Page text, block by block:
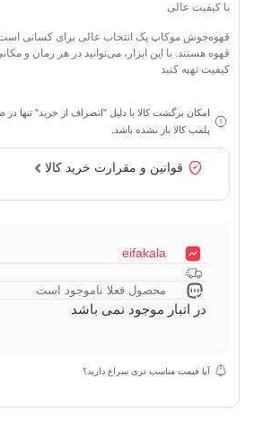
با کیفیت عالی
قهوه‌جوش موکاپ یک انتخاب عالی برای کسانی است
قهوه هستند. با این ابزار، می‌توانید در هر زمان و
کیفیت تهیه کنید
امکان برگشت کالا با دلیل "انصراف از خرید" تنها
پلمب کالا باز نشده باشد.
قوانین و مقرارت خرید کالا
eifakala
محصول فعلا ناموجود است
در انبار موجود نمی باشد
آیا قیمت مناسب تری سراغ دارید؟